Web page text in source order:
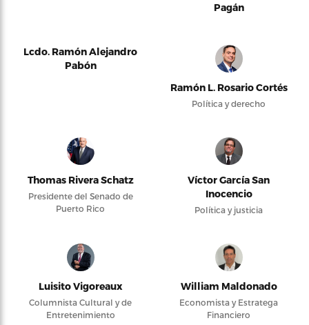
Pagán
Lcdo. Ramón Alejandro
Pabón
Ramón L. Rosario Cortés
Política y derecho
Thomas Rivera Schatz
Presidente del Senado de
Puerto Rico
Víctor García San
Inocencio
Política y justicia
Luisito Vigoreaux
Columnista Cultural y de
Entretenimiento
William Maldonado
Economista y Estratega
Financiero